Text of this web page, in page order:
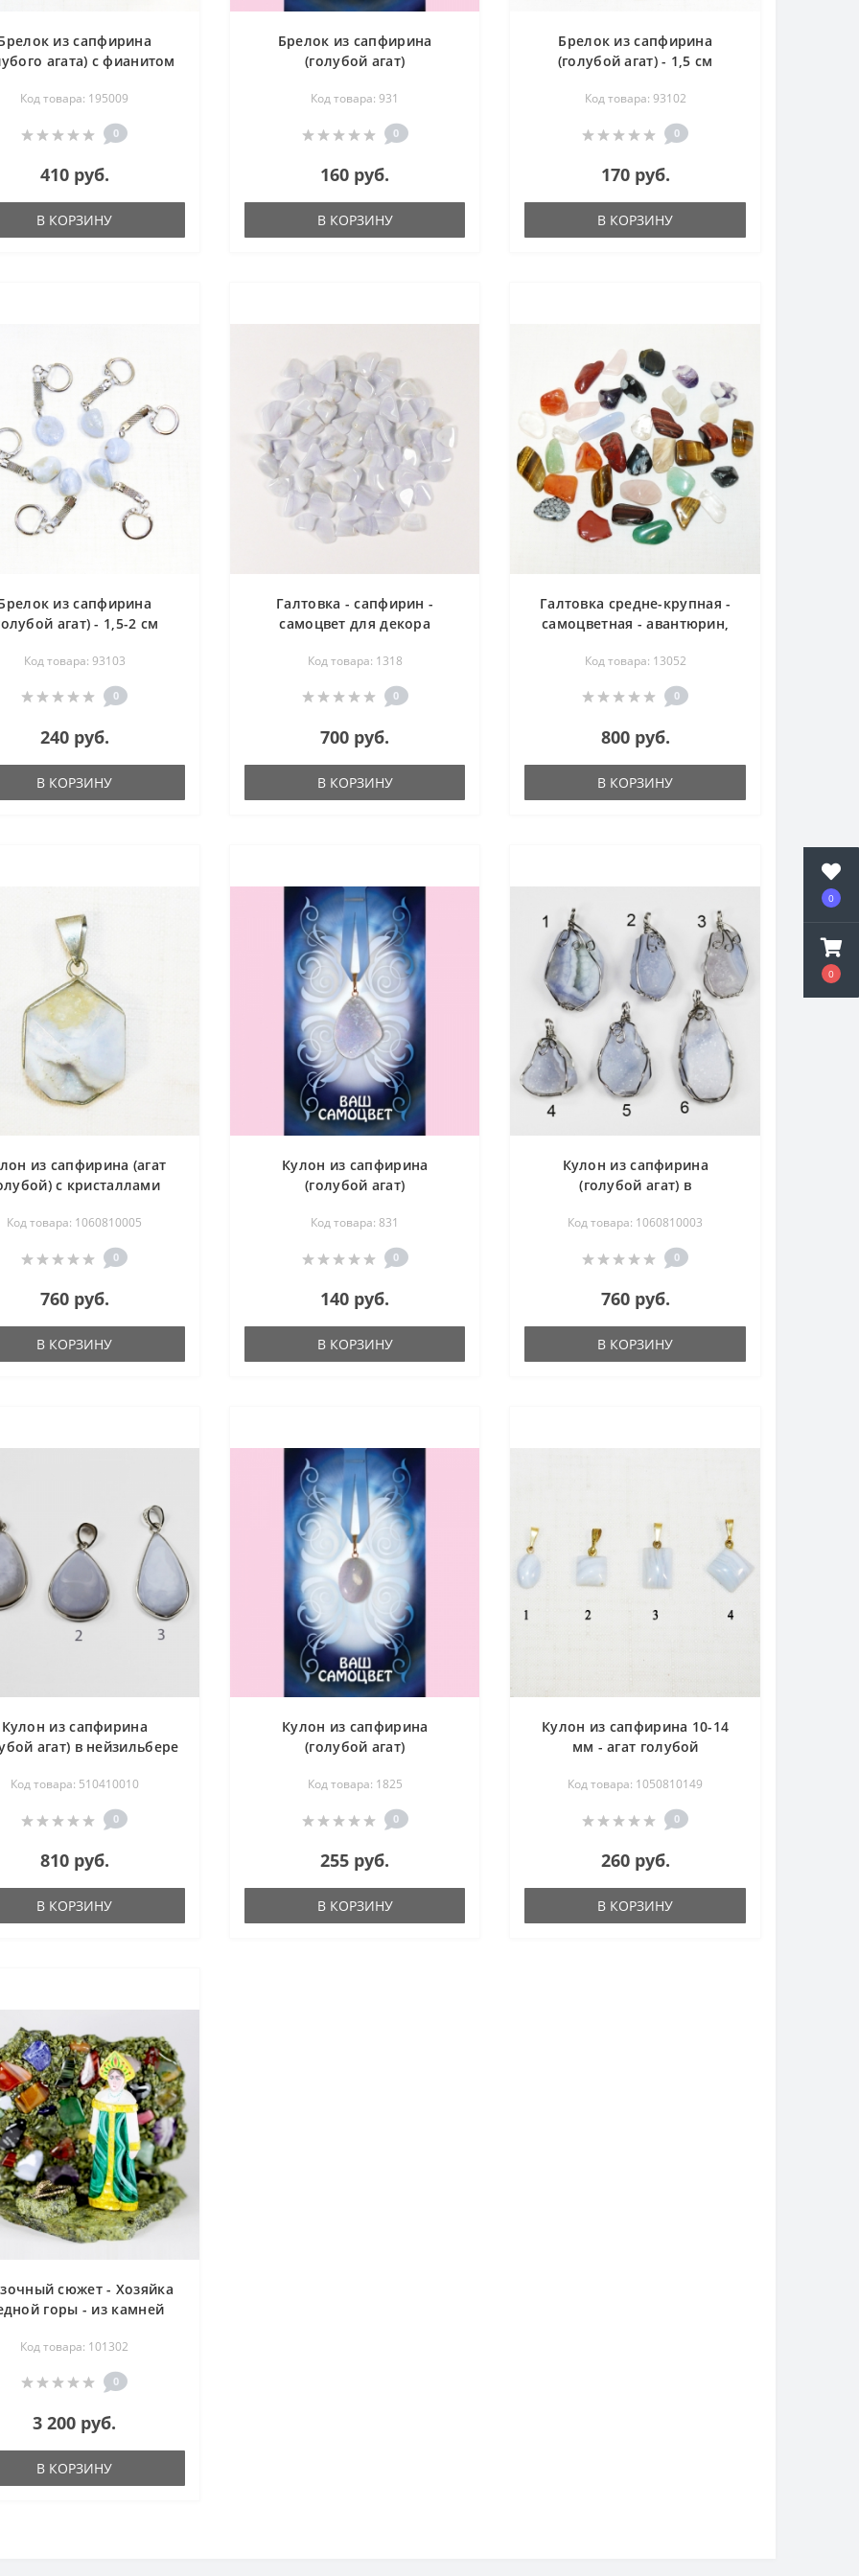
0
0
из сапфирина
агата) с фианитом
Код товара: 195009
0
410 руб.
В КОРЗИНУ
Брелок из сапфирина
(голубой агат)
Код товара: 931
0
160 руб.
В КОРЗИНУ
Брелок из сапфирина
(голубой агат) - 1,5 см
Код товара: 93102
0
170 руб.
В КОРЗИНУ
из сапфирина
агат) - 1,5-2 см
Код товара: 93103
0
240 руб.
В КОРЗИНУ
Галтовка - сапфирин -
самоцвет для декора
Код товара: 1318
0
700 руб.
В КОРЗИНУ
Галтовка средне-крупная -
самоцветная - авантюрин,
хрусталь, лунный камень,
обсидиан, розовый кварц,
сердолик, сапфирин,
глаз, яшма - декор
Код товара: 13052
0
800 руб.
В КОРЗИНУ
из сапфирина (агат
с кристаллами
жеода
Код товара: 1060810005
0
760 руб.
В КОРЗИНУ
Кулон из сапфирина
(голубой агат)
Код товара: 831
0
140 руб.
В КОРЗИНУ
Кулон из сапфирина
(голубой агат) в
50 мм - жеода
Код товара: 1060810003
0
760 руб.
В КОРЗИНУ
Кулон из сапфирина
агат) в нейзильбере
Код товара: 510410010
0
810 руб.
В КОРЗИНУ
Кулон из сапфирина
(голубой агат)
Код товара: 1825
0
255 руб.
В КОРЗИНУ
Кулон из сапфирина 10-14
мм - агат голубой
Код товара: 1050810149
0
260 руб.
В КОРЗИНУ
сюжет - Хозяйка
горы - из камней
авантюрин, жадеит,
глаз, гелиотроп,
розовый кварц,
глаз, сапфирин,
тигровый глаз,
яшма, кахолонг
Код товара: 101302
0
3 200 руб.
В КОРЗИНУ